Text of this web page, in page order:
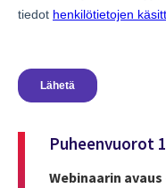
Puheenvuorot
Webinaarin avaus